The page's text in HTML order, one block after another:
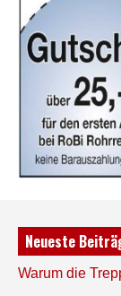
Neueste
Warum die